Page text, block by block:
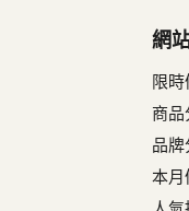
網
限時
商品
品牌
本月